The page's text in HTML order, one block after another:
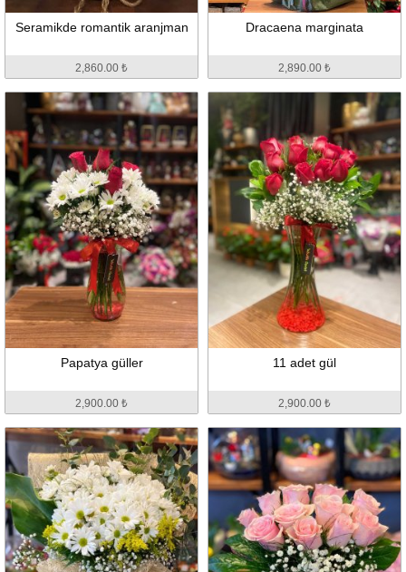
Seramikde romantik aranjman
2,860.00 ₺
Dracaena marginata
2,890.00 ₺
Papatya güller
2,900.00 ₺
11 adet gül
2,900.00 ₺